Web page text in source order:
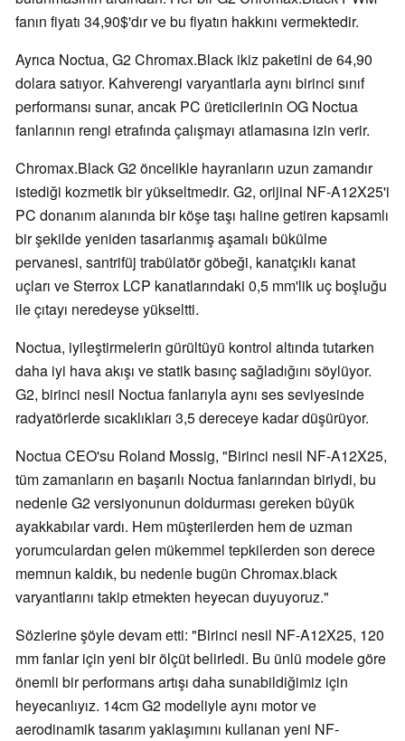
fanın fiyatı 34,90$'dır ve bu fiyatın hakkını vermektedir.
Ayrıca Noctua, G2 Chromax.Black ikiz paketini de 64,90
dolara satıyor. Kahverengi varyantlarla aynı birinci sınıf
performansı sunar, ancak PC üreticilerinin OG Noctua
fanlarının rengi etrafında çalışmayı atlamasına izin verir.
Chromax.Black G2 öncelikle hayranların uzun zamandır
istediği kozmetik bir yükseltmedir. G2, orijinal NF-A12X25'i
PC donanım alanında bir köşe taşı haline getiren kapsamlı
bir şekilde yeniden tasarlanmış aşamalı bükülme
pervanesi, santrifüj trabülatör göbeği, kanatçıklı kanat
uçları ve Sterrox LCP kanatlarındaki 0,5 mm'lik uç boşluğu
ile çıtayı neredeyse yükseltti.
Noctua, iyileştirmelerin gürültüyü kontrol altında tutarken
daha iyi hava akışı ve statik basınç sağladığını söylüyor.
G2, birinci nesil Noctua fanlarıyla aynı ses seviyesinde
radyatörlerde sıcaklıkları 3,5 dereceye kadar düşürüyor.
Noctua CEO'su Roland Mossig, "Birinci nesil NF-A12X25,
tüm zamanların en başarılı Noctua fanlarından biriydi, bu
nedenle G2 versiyonunun doldurması gereken büyük
ayakkabılar vardı. Hem müşterilerden hem de uzman
yorumculardan gelen mükemmel tepkilerden son derece
memnun kaldık, bu nedenle bugün Chromax.black
varyantlarını takip etmekten heyecan duyuyoruz."
Sözlerine şöyle devam etti: "Birinci nesil NF-A12X25, 120
mm fanlar için yeni bir ölçüt belirledi. Bu ünlü modele göre
önemli bir performans artışı daha sunabildiğimiz için
heyecanlıyız. 14cm G2 modeliyle aynı motor ve
aerodinamik tasarım yaklaşımını kullanan yeni NF-